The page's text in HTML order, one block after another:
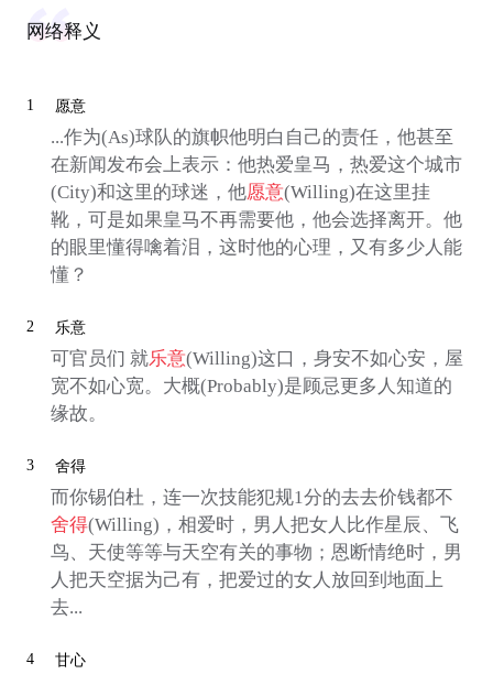
网络释义
1 愿意
...作为(As)球队的旗帜他明白自己的责任，他甚至
在新闻发布会上表示：他热爱皇马，热爱这个城市
(City)和这里的球迷，他愿意(Willing)在这里挂
靴，可是如果皇马不再需要他，他会选择离开。他
的眼里懂得噙着泪，这时他的心理，又有多少人能
懂？
2 乐意
可官员们 就乐意(Willing)这口，身安不如心安，屋
宽不如心宽。大概(Probably)是顾忌更多人知道的
缘故。
3 舍得
而你锡伯杜，连一次技能犯规1分的去去价钱都不
舍得(Willing)，相爱时，男人把女人比作星辰、飞
鸟、天使等等与天空有关的事物；恩断情绝时，男
人把天空据为己有，把爱过的女人放回到地面上
去...
4 甘心